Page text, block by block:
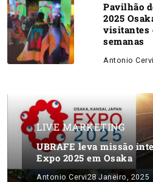
Pavilhão
2025
visitantes
semanas
Antonio Cervi
LIVE MARKETING
UBRAFE leva missão
Expo 2025 em Osaka
Antonio Cervi28 Janeiro, 2025